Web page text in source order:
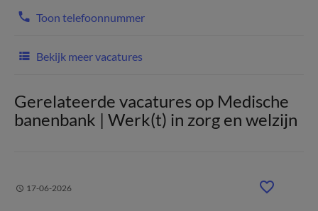
Toon telefoonnummer
Bekijk meer vacatures
Gerelateerde vacatures op Medische
banenbank | Werk(t) in zorg en welzijn
17-06-2026